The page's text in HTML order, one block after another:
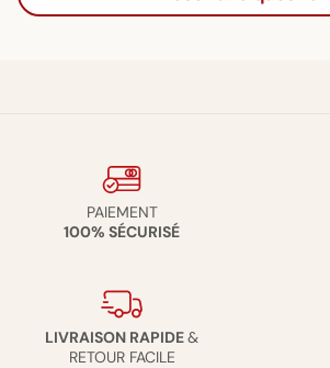
PAIEMENT
100% SÉCURISÉ
LIVRAISON RAPIDE&
RETOUR FACILE